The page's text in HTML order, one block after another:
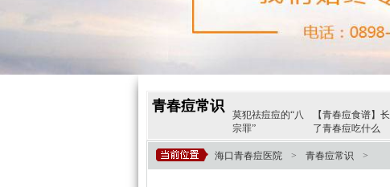
青春痘常识
莫犯祛痘痘的“八
宗罪”
【青春痘食谱】长
了青春痘吃什么
痘痘找上门怎么
办?有什么办法可
胸前长了痘痘有哪
些预防方法?今
海口青春痘医院 > 青春痘常识 >